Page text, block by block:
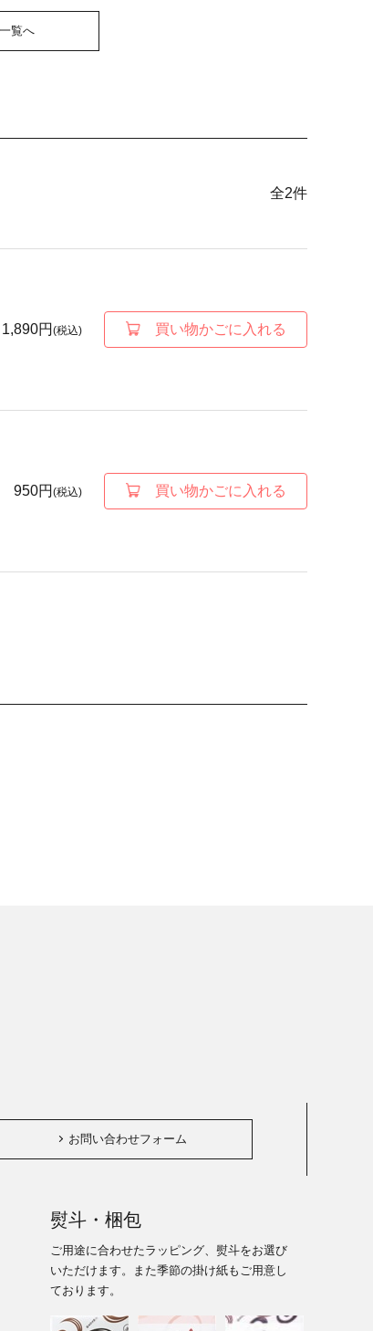
覧へ
全2件
1,890円 (税込) 買い物かごに入れる
950円 (税込) 買い物かごに入れる
お問い合わせフォーム
熨斗・梱包
ご用途に合わせたラッピング、熨斗をお選び
いただけます。また季節の掛け紙もご用意し
ております。